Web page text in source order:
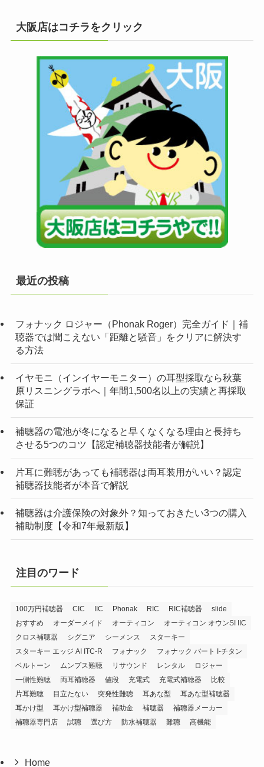
大阪店はコチラをクリック
最近の投稿
フォナック ロジャー（Phonak Roger）完全ガイド｜補
聴器では聞こえない「距離と騒音」をクリアに解決す
る方法
イヤモニ（インイヤーモニター）の耳型採取なら秋葉
原リスニングラボへ｜年間1,500名以上の実績と再採取
保証
補聴器の電池が冬になると早くなくなる理由と長持ち
させる5つのコツ【認定補聴器技能者が解説】
片耳に難聴があっても補聴器は両耳装用がいい？認定
補聴器技能者が本音で解説
補聴器は介護保険の対象外？知っておきたい3つの購入
補助制度【令和7年最新版】
注目のワード
100万円補聴器 CIC IIC Phonak RIC RIC補聴器
slide
おすすめ
オーダーメイド オーティコン
オーティコン オウンSI IIC
クロス補聴器
シグニア シーメンス
スターキー
スターキー エッジ AI ITC-R
フォナック
フォナック バート I-チタン
ベルトーン
ムンプス難聴 リサウンド レンタル
ロジャー
一側性難聴
両耳補聴器 値段 充電式 充電式補聴器
比較
片耳難聴
目立たない 突発性難聴 耳あな型
耳あな型補聴器
耳かけ型
耳かけ型補聴器 補助金 補聴器
補聴器メーカー
補聴器専門店
試聴 選び方 防水補聴器 難聴 高機能
Home